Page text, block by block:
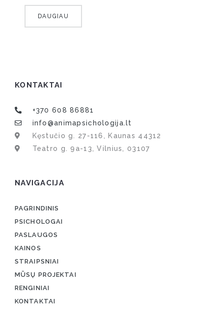
DAUGIAU
KONTAKTAI
+370 608 86881
info@animapsichologija.lt
Kęstučio g. 27-116, Kaunas 44312
Teatro g. 9a-13, Vilnius, 03107
NAVIGACIJA
PAGRINDINIS
PSICHOLOGAI
PASLAUGOS
KAINOS
STRAIPSNIAI
MŪSŲ PROJEKTAI
RENGINIAI
KONTAKTAI